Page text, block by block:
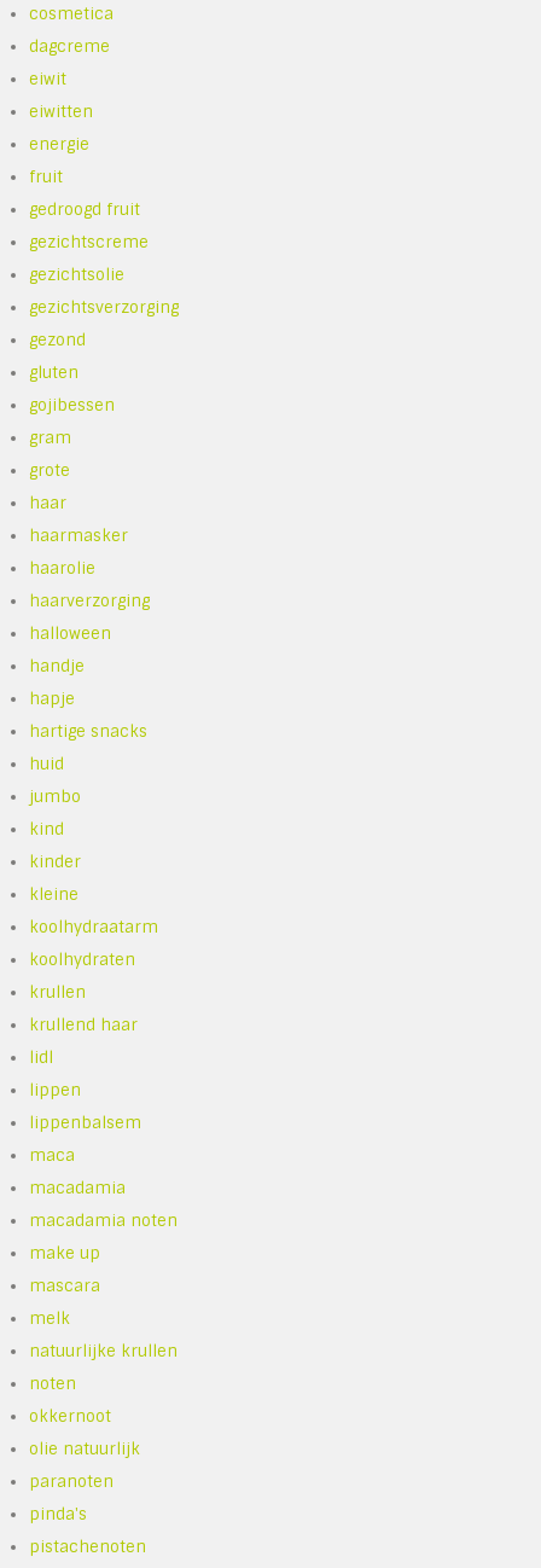
cosmetica
dagcreme
eiwit
eiwitten
energie
fruit
gedroogd fruit
gezichtscreme
gezichtsolie
gezichtsverzorging
gezond
gluten
gojibessen
gram
grote
haar
haarmasker
haarolie
haarverzorging
halloween
handje
hapje
hartige snacks
huid
jumbo
kind
kinder
kleine
koolhydraatarm
koolhydraten
krullen
krullend haar
lidl
lippen
lippenbalsem
maca
macadamia
macadamia noten
make up
mascara
melk
natuurlijke krullen
noten
okkernoot
olie natuurlijk
paranoten
pinda's
pistachenoten